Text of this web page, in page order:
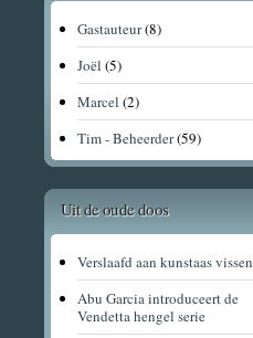
Gastauteur(8)
Joël (5)
Marcel (2)
Tim - Beheerder(59)
Uit de oude doos
Verslaafd aan kunstaas vissen
Abu Garcia introduceert de
Vendetta hengel serie